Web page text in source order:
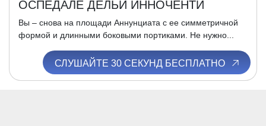
ОСПЕДАЛЕ ДЕЛЬИ ИННОЧЕНТИ
Вы – снова на площади Аннунциата с ее симметричной
формой и длинными боковыми портиками. Не нужно...
СЛУШАЙТЕ 30 СЕКУНД БЕСПЛАТНО